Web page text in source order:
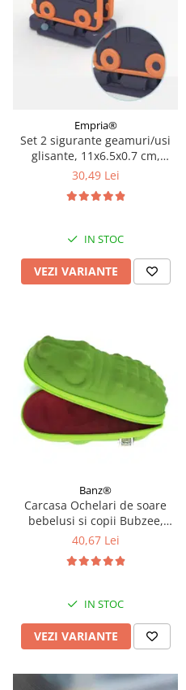
Empria®
Set 2 sigurante geamuri/usi
glisante, 11x6.5x0.7 cm,
Diverse culori
30,49 Lei
IN STOC
VEZI VARIANTE
Banz®
Carcasa Ochelari de soare
bebelusi si copii Bubzee,
Diverse culori
40,67 Lei
IN STOC
VEZI VARIANTE